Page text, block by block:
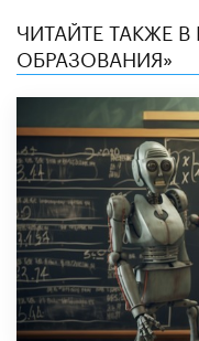
ЧИТАЙТЕ ТАКЖЕ В
ОБРАЗОВАНИЯ»